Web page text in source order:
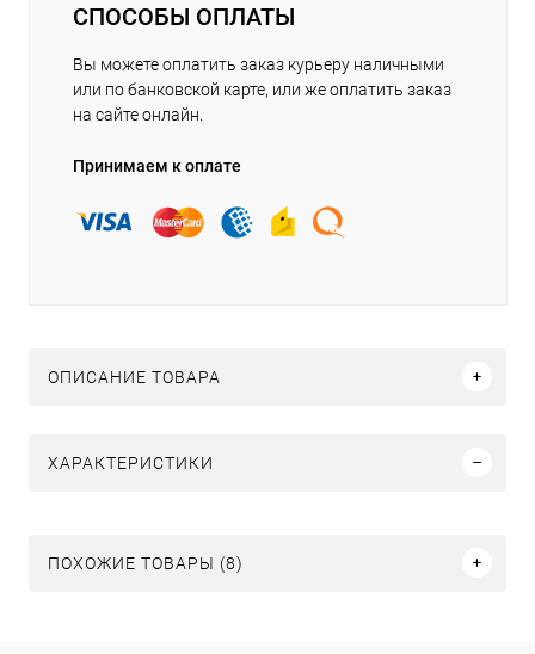
СПОСОБЫ ОПЛАТЫ
Вы можете оплатить заказ курьеру наличными
или по банковской карте, или же оплатить заказ
на сайте онлайн.
Принимаем к оплате
ОПИСАНИЕ ТОВАРА
ХАРАКТЕРИСТИКИ
ПОХОЖИЕ ТОВАРЫ (8)